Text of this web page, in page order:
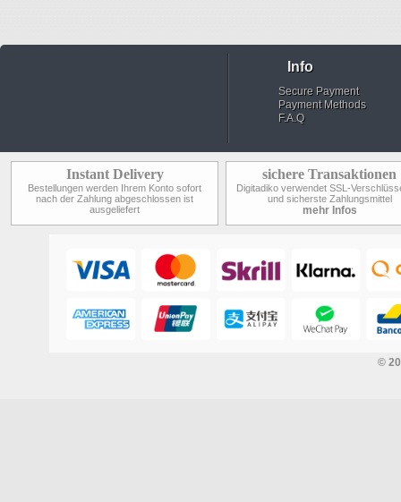
Info
Secure Payment
Payment Methods
F.A.Q
Instant Delivery
Bestellungen werden Ihrem Konto sofort
nach der Zahlung abgeschlossen ist
ausgeliefert
sichere Transaktionen
Digitadiko verwendet SSL-
und sicherste Zahlungsmittel
mehr Infos
©